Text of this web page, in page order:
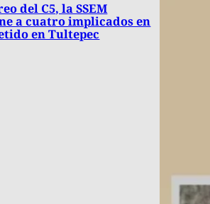
del C5, la SSEM
a cuatro implicados en
en Tultepec